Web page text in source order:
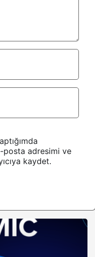
posta adresimi ve
kaydet.